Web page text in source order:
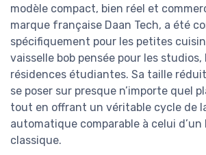
modèle compact, bien réel et
marque française Daan Tech, a été
spécifiquement pour les petites
vaisselle bob pensée pour les
résidences étudiantes. Sa taille
se poser sur presque n’importe quel
tout en offrant un véritable cycle de
automatique comparable à celui d’un
classique.